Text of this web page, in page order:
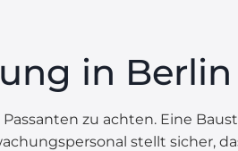
in Berlin
zu achten. Eine
stellt sicher,